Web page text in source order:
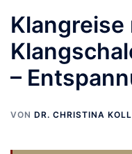
Klangreise
–
VON DR. CHRISTINA